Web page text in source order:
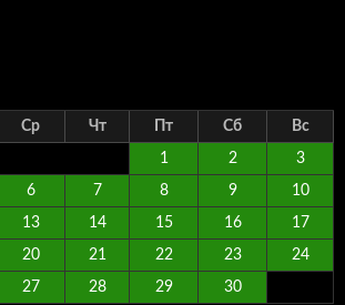
Ср Чт Пт Сб Вс
1 2 3
6 7 8 9 10
13 14 15 16 17
20 21 22 23 24
27 28 29 30